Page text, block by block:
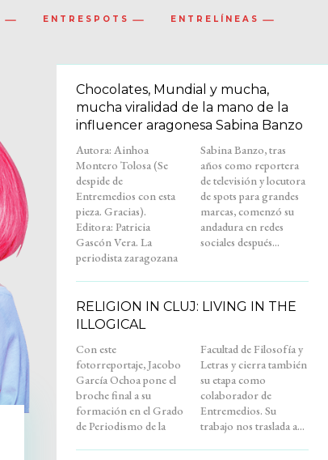
ENTRESPOTS ENTRELÍNEAS
Chocolates, Mundial y mucha,
mucha viralidad de la mano de la
influencer aragonesa Sabina Banzo
Autora: Ainhoa
Montero Tolosa (Se
despide de
Entremedios con esta
pieza. Gracias).
Editora: Patricia
Gascón Vera. La
periodista zaragozana
Sabina Banzo, tras
años como reportera
de televisión y locutora
de spots para grandes
marcas, comenzó su
andadura en redes
sociales después...
RELIGION IN CLUJ: LIVING IN THE
ILLOGICAL
Con este
fotorreportaje, Jacobo
García Ochoa pone el
broche final a su
formación en el Grado
de Periodismo de la
Facultad de Filosofía y
Letras y cierra también
su etapa como
colaborador de
Entremedios. Su
trabajo nos traslada a...